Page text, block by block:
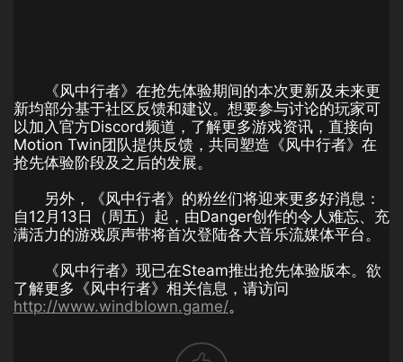
《风中行者》在抢先体验期间的本次更新及未来更
新均部分基于社区反馈和建议。想要参与讨论的玩家可
以加入官方Discord频道，了解更多游戏资讯，直接向
Motion Twin团队提供反馈，共同塑造《风中行者》在
抢先体验阶段及之后的发展。
另外，《风中行者》的粉丝们将迎来更多好消息：
自12月13日（周五）起，由Danger创作的令人难忘、充
满活力的游戏原声带将首次登陆各大音乐流媒体平台。
《风中行者》现已在Steam推出抢先体验版本。欲
了解更多《风中行者》相关信息，请访问
http://www.windblown.game/。